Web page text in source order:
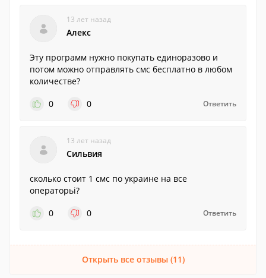
13 лет назад
Алекс
Эту программ нужно покупать единоразово и
потом можно отправлять смс бесплатно в любом
количестве?
0
0 Ответить
13 лет назад
Сильвия
сколько стоит 1 смс по украине на все
операторьі?
0
0 Ответить
Открыть все отзывы (11)